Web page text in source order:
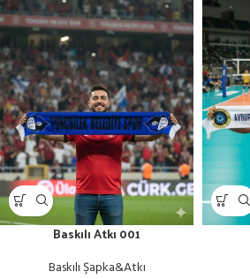
Baskılı Atkı 001
Baskılı Şapka&Atkı